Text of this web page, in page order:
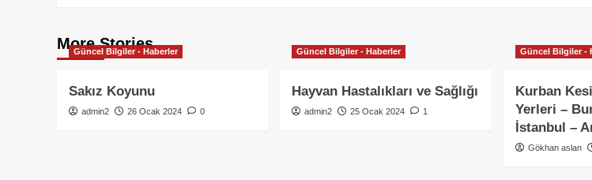
More Stories
Güncel Bilgiler - Haberler
Sakız Koyunu
admin2 26 Ocak 2024 0
Güncel Bilgiler - Haberler
Hayvan Hastalıkları ve Sağlığı
admin2 25 Ocak 2024 1
Güncel Bilgiler -
Kurban
Yerleri –
İstanbul –
Gökhan aslan